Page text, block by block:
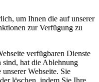
um Ihnen die auf unserer
zur Verfügung zu
verfügbaren Dienste
hat die Ablehnung
Webseite. Sie
löschen, indem Sie Ihre